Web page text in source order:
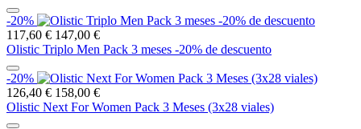
-20%
117,60 € 147,00 €
Olistic Triplo Men Pack 3 meses -20% de descuento
-20%
126,40 € 158,00 €
Olistic Next For Women Pack 3 Meses (3x28 viales)